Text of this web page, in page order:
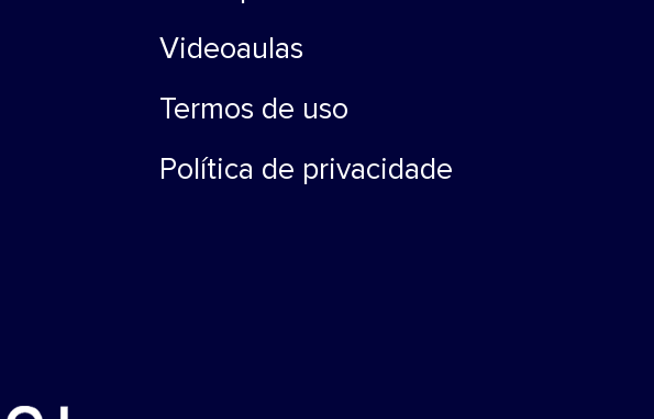
Videoaulas
Termos de uso
Política de privacidade